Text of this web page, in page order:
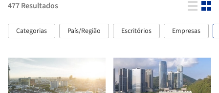
477Resultados
Categorias País/Região Escritórios Empresas